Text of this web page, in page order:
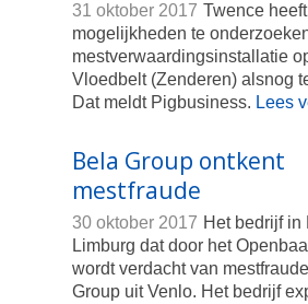
31 oktober 2017 Twence
mogelijkheden te
mestverwaardingsinstallatie
Vloedbelt (Zenderen) alsnog
Dat meldt Pigbusiness. Lees
Bela Group ontkent
mestfraude
30 oktober 2017 Het bedrijf in
Limburg dat door het
wordt verdacht van
Group uit Venlo. Het bedrijf